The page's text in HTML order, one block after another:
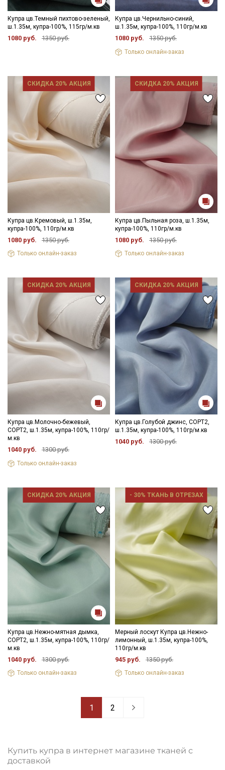
Купра цв.Темный пихтово-зеленый,
ш.1.35м, купра-100%, 115гр/м.кв
1080 руб. 1350 руб.
Купра цв.Чернильно-синий,
ш.1.35м, купра-100%, 110гр/м.кв
1080 руб. 1350 руб.
Только онлайн-заказ
СКИДКА 20% АКЦИЯ
Купра цв.Кремовый, ш.1.35м,
купра-100%, 110гр/м.кв
1080 руб. 1350 руб.
Только онлайн-заказ
СКИДКА 20% АКЦИЯ
Купра цв.Пыльная роза, ш.1.35м,
купра-100%, 110гр/м.кв
1080 руб. 1350 руб.
Только онлайн-заказ
СКИДКА 20% АКЦИЯ
Купра цв.Молочно-бежевый,
СОРТ2, ш.1.35м, купра-100%, 110гр/
м.кв
1040 руб. 1300 руб.
Только онлайн-заказ
СКИДКА 20% АКЦИЯ
Купра цв.Голубой джинс, СОРТ2,
ш.1.35м, купра-100%, 110гр/м.кв
1040 руб. 1300 руб.
СКИДКА 20% АКЦИЯ
Купра цв.Нежно-мятная дымка,
СОРТ2, ш.1.35м, купра-100%, 110гр/
м.кв
1040 руб. 1300 руб.
Только онлайн-заказ
- 30% ТКАНЬ В ОТРЕЗАХ
Мерный лоскут Купра цв.Нежно-
лимонный, ш.1.35м, купра-100%,
110гр/м.кв
945 руб. 1350 руб.
Только онлайн-заказ
1 2
Купить купра в интернет магазине тканей с
доставкой